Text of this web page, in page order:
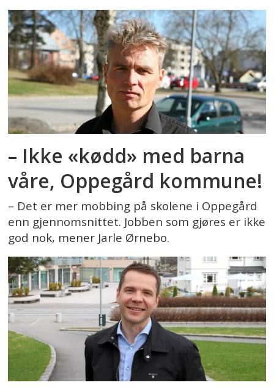
– Ikke «kødd» med barna
våre, Oppegård kommune!
– Det er mer mobbing på skolene i Oppegård
enn gjennomsnittet. Jobben som gjøres er ikke
god nok, mener Jarle Ørnebo.